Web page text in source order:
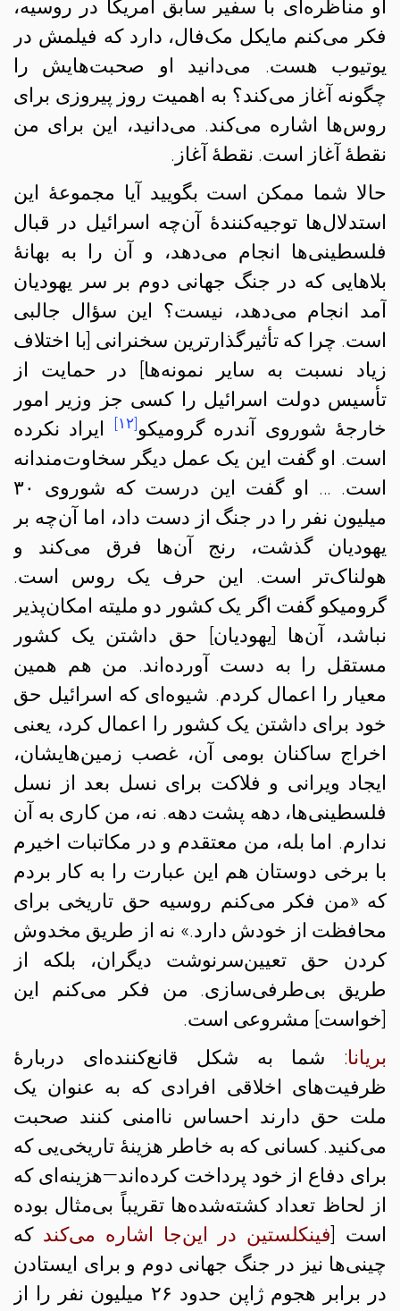
او مناظره‌ای با سفیر سابق آمریکا در روسیه،
فکر می‌کنم مایکل مک‌فال، دارد که فیلمش در
یوتیوب هست. می‌دانید او صحبت‌هایش را
چگونه آغاز می‌کند؟ به اهمیت روز پیروزی برای
روس‌ها اشاره می‌کند. می‌دانید، این برای من
نقطهٔ آغاز است. نقطهٔ آغاز.
حالا شما ممکن است بگویید آیا مجموعهٔ این
استدلال‌ها توجیه‌کنندهٔ آن‌چه اسرائیل در قبال
فلسطینی‌ها انجام می‌دهد، و آن را به بهانهٔ
بلاهایی که در جنگ جهانی دوم بر سر یهودیان
آمد انجام می‌دهد، نیست؟ این سؤال جالبی
است. چرا که تأثیرگذارترین سخنرانی [با اختلاف
زیاد نسبت به سایر نمونه‌ها] در حمایت از
تأسیس دولت اسرائیل را کسی جز وزیر امور
خارجهٔ شوروی آندره گرومیکو[۱۲]
ایراد نکرده
است. او گفت این یک عمل دیگر سخاوت‌مندانه
است. … او گفت این درست که شوروی ۳۰
میلیون نفر را در جنگ از دست داد، اما آن‌چه بر
یهودیان گذشت، رنج آن‌ها فرق می‌کند و
هولناک‌تر است. این حرف یک روس است.
گرومیکو گفت اگر یک کشور دو ملیته امکان‌پذیر
نباشد، آن‌ها‌ [یهودیان] حق داشتن یک کشور
مستقل را به دست آورده‌اند. من هم همین
معیار را اعمال کردم. شیوه‌ای که اسرائیل حق
خود برای داشتن یک کشور را اعمال کرد، یعنی
اخراج ساکنان بومی آن، غصب زمین‌هایشان،
ایجاد ویرانی و فلاکت برای نسل بعد از نسل
فلسطینی‌ها، دهه‌ پشت دهه. نه، من کاری به آن
ندارم. اما بله، من معتقدم و در مکاتبات اخیرم
با برخی دوستان هم این عبارت را به کار بردم
که «من فکر می‌کنم روسیه حق تاریخی برای
محافظت از خودش دارد.» نه از طریق مخدوش
کردن حق تعیین‌سرنوشت دیگران، بلکه از
طریق بی‌طرفی‌سازی. من فکر می‌کنم این
[خواست] مشروعی است.
بریانا: شما به شکل قانع‌کننده‌ای دربارهٔ
ظرفیت‌های اخلاقی افرادی که به عنوان یک
ملت حق دارند احساس ناامنی کنند صحبت
می‌کنید. کسانی که به خاطر هزینهٔ تاریخی‌یی که
برای دفاع از خود پرداخت کرده‌اند—هزینه‌ای که
از لحاظ تعداد کشته‌شده‌ها تقریباً بی‌مثال بوده
است [فینکلستین در این‌جا اشاره می‌کندکه
چینی‌ها نیز در جنگ جهانی دوم و برای ایستادن
در برابر هجوم ژاپن حدود ۲۶ میلیون نفر را از